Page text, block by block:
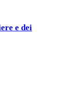
e dei